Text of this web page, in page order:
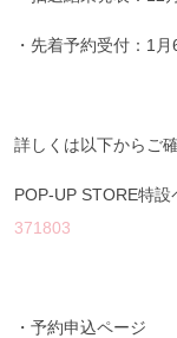
・先着予約受付：1
詳しくは以下からご
POP-UP STORE特設
371803
・予約申込ページ